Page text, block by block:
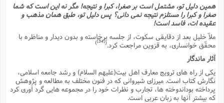
همین دلیل تو، مشتمل است بر صغرا، کبرا و نتیجه! مگر نه این است که شما
صغرا و کبرا را مستلزم نتیجه نمى دانى؟ پس دلیل تو، طبق همان مذهب و
عقیده ات، فاسد است!
ملاّ خلیل بعد از دقایقى سکوت، از جلسه برخاسته و بدون دیدار و مناظره با
محقّق خوانسارى، به قزوین مراجعت کرد. [34]
)
آثار ماندگار
یکى از راه هاى ترویج معارف اهل بیت(علیهم السلام) و رشد جامعه اسلامى،
نگارش کتاب است. میرزاى شیروانى که در فنون مختلف به مطالعه و پژوهش
پرداخته بوداندوخته ها، تجارب و نظرات خود را در مجموعه هایى گرد آورى کرد
که بیشتر آنها به زبان عربى است.